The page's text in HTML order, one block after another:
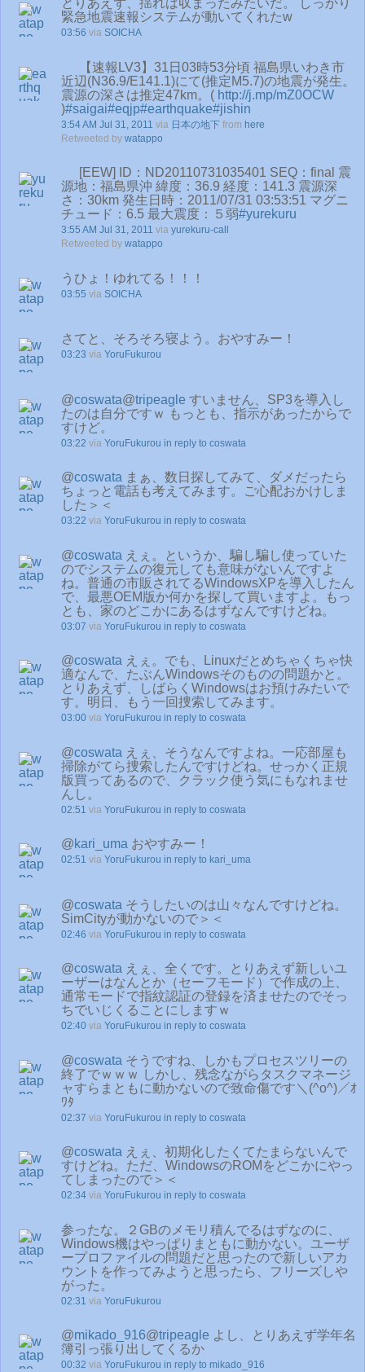
とりあえず、揺れは収まったみたいだ。 しっかり
緊急地震速報システムが動いてくれたw
03:56 via SOICHA
【速報LV3】31日03時53分頃 福島県いわき市
近辺(N36.9/E141.1)にて(推定M5.7)の地震が発生。
震源の深さは推定47km。( http://j.mp/mZ0OCW
)#saigai#eqjp#earthquake#jishin
3:54 AM Jul 31, 2011 via 日本の地下 from here
Retweeted by watappo
[EEW] ID：ND20110731035401 SEQ：final 震
源地：福島県沖 緯度：36.9 経度：141.3 震源深
さ：30km 発生日時：2011/07/31 03:53:51 マグニ
チュード：6.5 最大震度：５弱#yurekuru
3:55 AM Jul 31, 2011 via yurekuru-call
Retweeted by watappo
うひょ！ゆれてる！！！
03:55 via SOICHA
さてと、そろそろ寝よう。おやすみー！
03:23 via YoruFukurou
@coswata@tripeagle すいません、SP3を導入し
たのは自分ですｗ もっとも、指示があったからで
すけど。
03:22 via YoruFukurou in reply to coswata
@coswata まぁ、数日探してみて、ダメだったら
ちょっと電話も考えてみます。ご心配おかけしま
した＞＜
03:22 via YoruFukurou in reply to coswata
@coswata えぇ。というか、騙し騙し使っていた
のでシステムの復元しても意味がないんですよ
ね。普通の市販されてるWindowsXPを導入したん
で、最悪OEM版か何かを探して買いますよ。もっ
とも、家のどこかにあるはずなんですけどね。
03:07 via YoruFukurou in reply to coswata
@coswata えぇ。でも、Linuxだとめちゃくちゃ快
適なんで、たぶんWindowsそのものの問題かと。
とりあえず、しばらくWindowsはお預けみたいで
す。明日、もう一回捜索してみます。
03:00 via YoruFukurou in reply to coswata
@coswata えぇ、そうなんですよね。一応部屋も
掃除がてら捜索したんですけどね。せっかく正規
版買ってあるので、クラック使う気にもなれませ
んし。
02:51 via YoruFukurou in reply to coswata
@kari_uma おやすみー！
02:51 via YoruFukurou in reply to kari_uma
@coswata そうしたいのは山々なんですけどね。
SimCityが動かないので＞＜
02:46 via YoruFukurou in reply to coswata
@coswata えぇ、全くです。とりあえず新しいユ
ーザーはなんとか（セーフモード）で作成の上、
通常モードで指紋認証の登録を済ませたのでそっ
ちでいじくることにしますｗ
02:40 via YoruFukurou in reply to coswata
@coswata そうですね、しかもプロセスツリーの
終了でｗｗｗ しかし、残念ながらタスクマネージ
ャすらまともに動かないので致命傷です＼(^o^)／ｵ
ﾜﾀ
02:37 via YoruFukurou in reply to coswata
@coswata えぇ、初期化したくてたまらないんで
すけどね。ただ、WindowsのROMをどこかにやっ
てしまったので＞＜
02:34 via YoruFukurou in reply to coswata
参ったな。２GBのメモリ積んでるはずなのに、
Windows機はやっぱりまともに動かない。ユーザ
ープロファイルの問題だと思ったので新しいアカ
ウントを作ってみようと思ったら、フリーズしや
がった。
02:31 via YoruFukurou
@mikado_916@tripeagle よし、とりあえず学年名
簿引っ張り出してくるか
00:32 via YoruFukurou in reply to mikado_916